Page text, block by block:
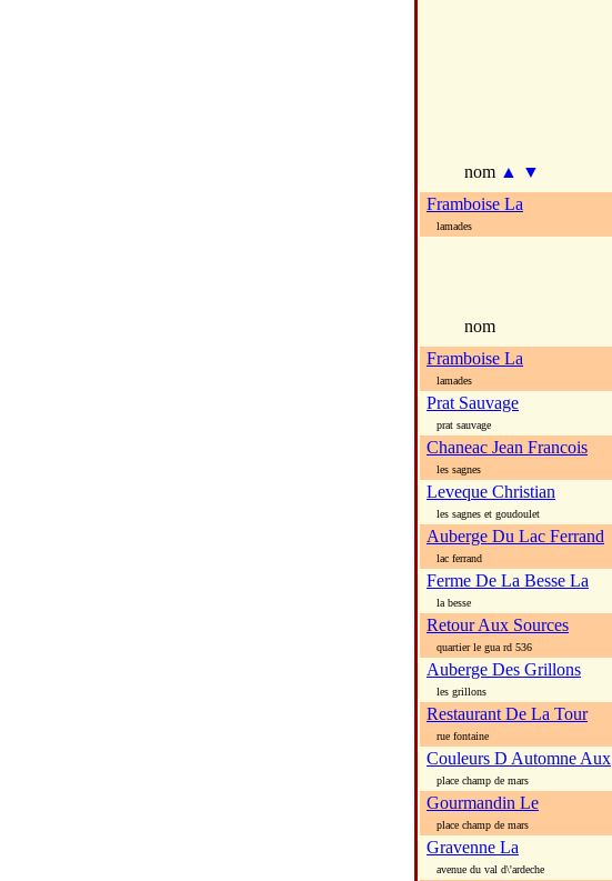
nom ▲ ▼
Framboise La
lamades
nom
Framboise La
lamades
Prat Sauvage
prat sauvage
Chaneac Jean Francois
les sagnes
Leveque Christian
les sagnes et goudoulet
Auberge Du Lac Ferrand
lac ferrand
Ferme De La Besse La
la besse
Retour Aux Sources
quartier le gua rd 536
Auberge Des Grillons
les grillons
Restaurant De La Tour
rue fontaine
Couleurs D Automne Aux
place champ de mars
Gourmandin Le
place champ de mars
Gravenne La
avenue du val d\'ardeche